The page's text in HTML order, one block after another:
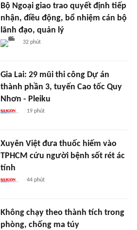
Bộ Ngoại giao trao quyết định tiếp
nhận, điều động, bổ nhiệm cán bộ
lãnh đạo, quản lý
32 phút
Gia Lai: 29 mũi thi công Dự án
thành phần 3, tuyến Cao tốc Quy
Nhơn - Pleiku
19 phút
Xuyên Việt đưa thuốc hiếm vào
TPHCM cứu người bệnh sốt rét ác
tính
44 phút
Không chạy theo thành tích trong
phòng, chống ma túy